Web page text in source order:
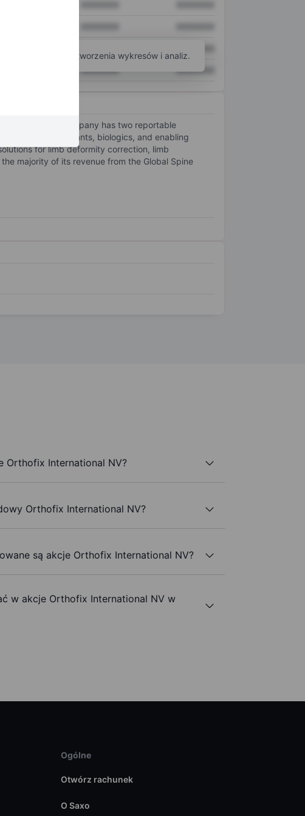
XXXXXXX XXXXXXX
narzędzi do tworzenia wykresów i analiz.
The company has two reportable
spinal implants, biologics, and enabling
for limb deformity correction, limb
majority of its revenue from the Global Spine
Orthofix International NV?
Orthofix International NV?
są akcje Orthofix International NV?
w akcje Orthofix International NV w
Ogólne
Otwórz rachunek
O Saxo